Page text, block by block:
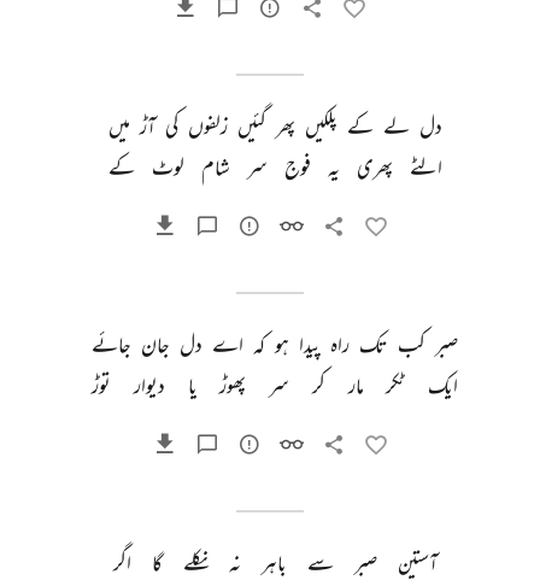
دل لے کے پلکیں پھر گئیں زلفوں کی آڑ میں
الٹے
پھری یہ فوج سر شام لوٹ کے
صبر کب تک راہ پیدا ہو کہ اے دل جان جائے
ایک
ٹکر مار کر سر پھوڑ یا دیوار توڑ
آستین صبر سے باہر نہ نکلے گا
اگر